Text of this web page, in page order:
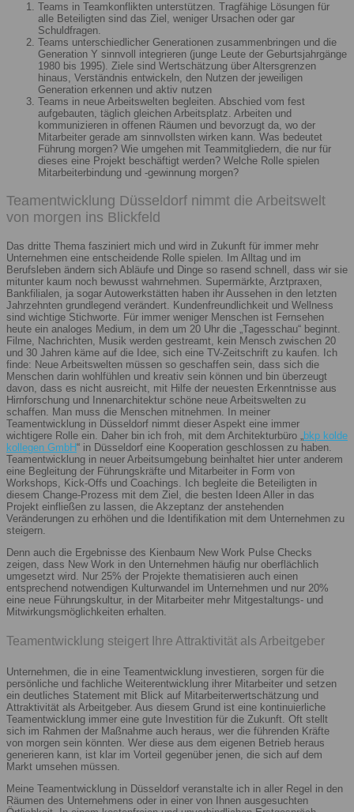
Teams in Teamkonflikten unterstützen. Tragfähige Lösungen für
alle Beteiligten sind das Ziel, weniger Ursachen oder gar
Schuldfragen.
Teams unterschiedlicher Generationen zusammenbringen und die
Generation Y sinnvoll integrieren (junge Leute der Geburtsjahrgänge
1980 bis 1995). Ziele sind Wertschätzung über Altersgrenzen
hinaus, Verständnis entwickeln, den Nutzen der jeweiligen
Generation erkennen und aktiv nutzen
Teams in neue Arbeitswelten begleiten. Abschied vom fest
aufgebauten, täglich gleichen Arbeitsplatz. Arbeiten und
kommunizieren in offenen Räumen und bevorzugt da, wo der
Mitarbeiter gerade am sinnvollsten wirken kann. Was bedeutet
Führung morgen? Wie umgehen mit Teammitgliedern, die nur für
dieses eine Projekt beschäftigt werden? Welche Rolle spielen
Mitarbeiterbindung und -gewinnung morgen?
Teamentwicklung Düsseldorf nimmt die Arbeitswelt
von morgen ins Blickfeld
Das dritte Thema fasziniert mich und wird in Zukunft für immer mehr
Unternehmen eine entscheidende Rolle spielen. Im Alltag und im
Berufsleben ändern sich Abläufe und Dinge so rasend schnell, dass wir sie
mitunter kaum noch bewusst wahrnehmen. Supermärkte, Arztpraxen,
Bankfilialen, ja sogar Autowerkstätten haben ihr Aussehen in den letzten
Jahrzehnten grundlegend verändert. Kundenfreundlichkeit und Wellness
sind wichtige Stichworte. Für immer weniger Menschen ist Fernsehen
heute ein analoges Medium, in dem um 20 Uhr die „Tagesschau“ beginnt.
Filme, Nachrichten, Musik werden gestreamt, kein Mensch zwischen 20
und 30 Jahren käme auf die Idee, sich eine TV-Zeitschrift zu kaufen. Ich
finde: Neue Arbeitswelten müssen so geschaffen sein, dass sich die
Menschen darin wohlfühlen und kreativ sein können und bin überzeugt
davon, dass es nicht ausreicht, mit Hilfe der neuesten Erkenntnisse aus
Hirnforschung und Innenarchitektur schöne neue Arbeitswelten zu
schaffen. Man muss die Menschen mitnehmen. In meiner
Teamentwicklung in Düsseldorf nimmt dieser Aspekt eine immer
wichtigere Rolle ein. Daher bin ich froh, mit dem Architekturbüro „bkp kolde
kollegen GmbH“ in Düsseldorf eine Kooperation geschlossen zu haben.
Teamentwicklung in neuer Arbeitsumgebung beinhaltet hier unter anderem
eine Begleitung der Führungskräfte und Mitarbeiter in Form von
Workshops, Kick-Offs und Coachings. Ich begleite die Beteiligten in
diesem Change-Prozess mit dem Ziel, die besten Ideen Aller in das
Projekt einfließen zu lassen, die Akzeptanz der anstehenden
Veränderungen zu erhöhen und die Identifikation mit dem Unternehmen zu
steigern.
Denn auch die Ergebnisse des Kienbaum New Work Pulse Checks
zeigen, dass New Work in den Unternehmen häufig nur oberflächlich
umgesetzt wird. Nur 25% der Projekte thematisieren auch einen
entsprechend notwendigen Kulturwandel im Unternehmen und nur 20%
eine neue Führungskultur, in der Mitarbeiter mehr Mitgestaltungs- und
Mitwirkungsmöglichkeiten erhalten.
Teamentwicklung steigert Ihre Attraktivität als Arbeitgeber
Unternehmen, die in eine Teamentwicklung investieren, sorgen für die
persönliche und fachliche Weiterentwicklung ihrer Mitarbeiter und setzen
ein deutliches Statement mit Blick auf Mitarbeiterwertschätzung und
Attraktivität als Arbeitgeber. Aus diesem Grund ist eine kontinuierliche
Teamentwicklung immer eine gute Investition für die Zukunft. Oft stellt
sich im Rahmen der Maßnahme auch heraus, wer die führenden Kräfte
von morgen sein könnten. Wer diese aus dem eigenen Betrieb heraus
generieren kann, ist klar im Vorteil gegenüber jenen, die sich auf dem
Markt umsehen müssen.
Meine Teamentwicklung in Düsseldorf veranstalte ich in aller Regel in den
Räumen des Unternehmens oder in einer von Ihnen ausgesuchten